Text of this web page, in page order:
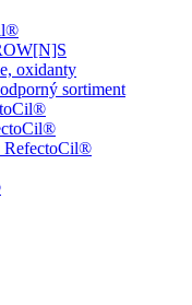
oxidanty
sortiment